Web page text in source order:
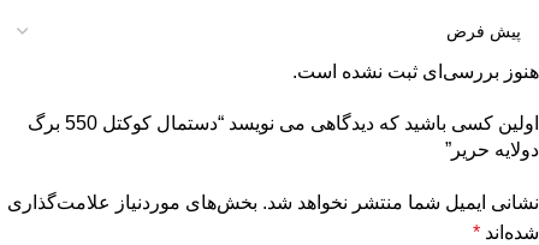
هنوز بررسی‌ای ثبت نشده است.
اولین کسی باشید که دیدگاهی می نویسد “دستمال کوکتل 550 برگ
دولایه حریر”
نشانی ایمیل شما منتشر نخواهد شد. بخش‌های موردنیاز علامت‌گذاری
شده‌اند *